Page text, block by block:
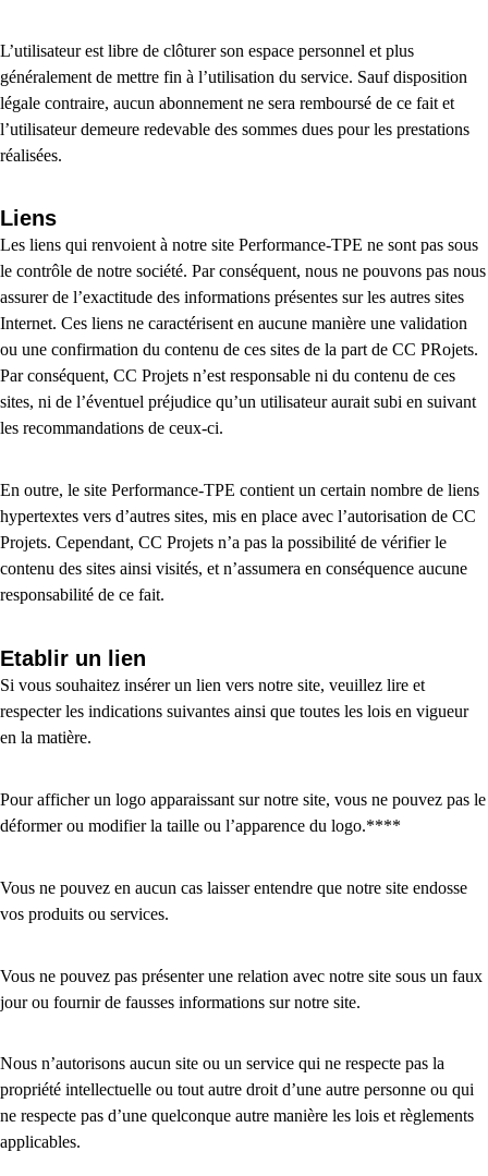
L’utilisateur est libre de clôturer son espace personnel et plus
généralement de mettre fin à l’utilisation du service. Sauf disposition
légale contraire, aucun abonnement ne sera remboursé de ce fait et
l’utilisateur demeure redevable des sommes dues pour les prestations
réalisées.
Liens
Les liens qui renvoient à notre site Performance-TPE ne sont pas sous
le contrôle de notre société. Par conséquent, nous ne pouvons pas nous
assurer de l’exactitude des informations présentes sur les autres sites
Internet. Ces liens ne caractérisent en aucune manière une validation
ou une confirmation du contenu de ces sites de la part de CC PRojets.
Par conséquent, CC Projets n’est responsable ni du contenu de ces
sites, ni de l’éventuel préjudice qu’un utilisateur aurait subi en suivant
les recommandations de ceux-ci.
En outre, le site Performance-TPE contient un certain nombre de liens
hypertextes vers d’autres sites, mis en place avec l’autorisation de CC
Projets. Cependant, CC Projets n’a pas la possibilité de vérifier le
contenu des sites ainsi visités, et n’assumera en conséquence aucune
responsabilité de ce fait.
Etablir un lien
Si vous souhaitez insérer un lien vers notre site, veuillez lire et
respecter les indications suivantes ainsi que toutes les lois en vigueur
en la matière.
Pour afficher un logo apparaissant sur notre site, vous ne pouvez pas le
déformer ou modifier la taille ou l’apparence du logo.****
Vous ne pouvez en aucun cas laisser entendre que notre site endosse
vos produits ou services.
Vous ne pouvez pas présenter une relation avec notre site sous un faux
jour ou fournir de fausses informations sur notre site.
Nous n’autorisons aucun site ou un service qui ne respecte pas la
propriété intellectuelle ou tout autre droit d’une autre personne ou qui
ne respecte pas d’une quelconque autre manière les lois et règlements
applicables.